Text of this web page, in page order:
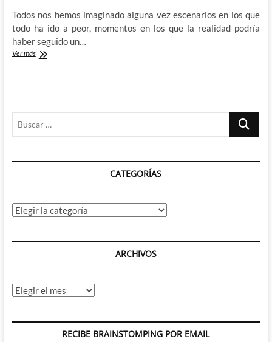
Todos nos hemos imaginado alguna vez escenarios en los que
todo ha ido a peor, momentos en los que la realidad podría
haber seguido un…
Ver másUna
si
(y
Valentino)
creado
a
Buscar
CATEGORÍAS
Categorías
ARCHIVOS
Archivos
RECIBE BRAINSTOMPING POR EMAIL